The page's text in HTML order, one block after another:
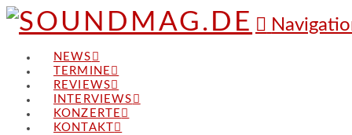
NEWS
TERMINE
REVIEWS
INTERVIEWS
KONZERTE
KONTAKT